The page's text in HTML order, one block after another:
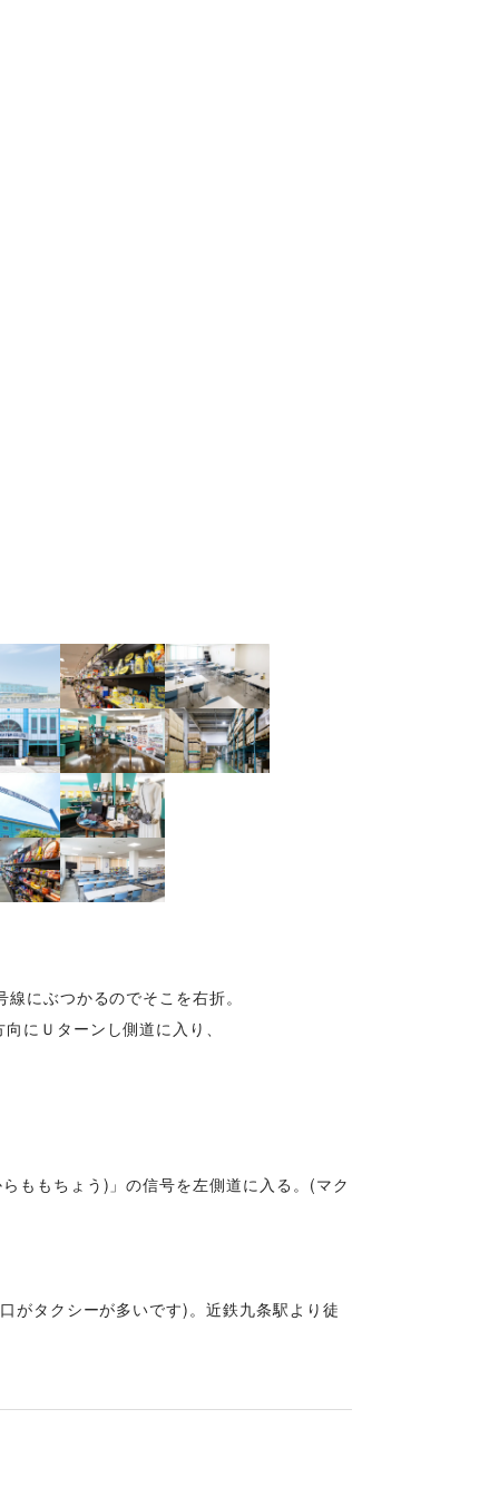
にぶつかるのでそこを右折。
にＵターンし側道に入り、
ももちょう)」の信号を左側道に入る。(マク
がタクシーが多いです)。近鉄九条駅より徒